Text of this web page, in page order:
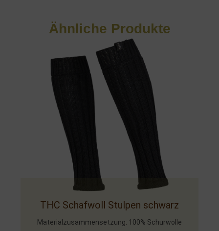
Ähnliche Produkte
THC Schafwoll Stulpen schwarz
Materialzusammensetzung: 100% Schurwolle